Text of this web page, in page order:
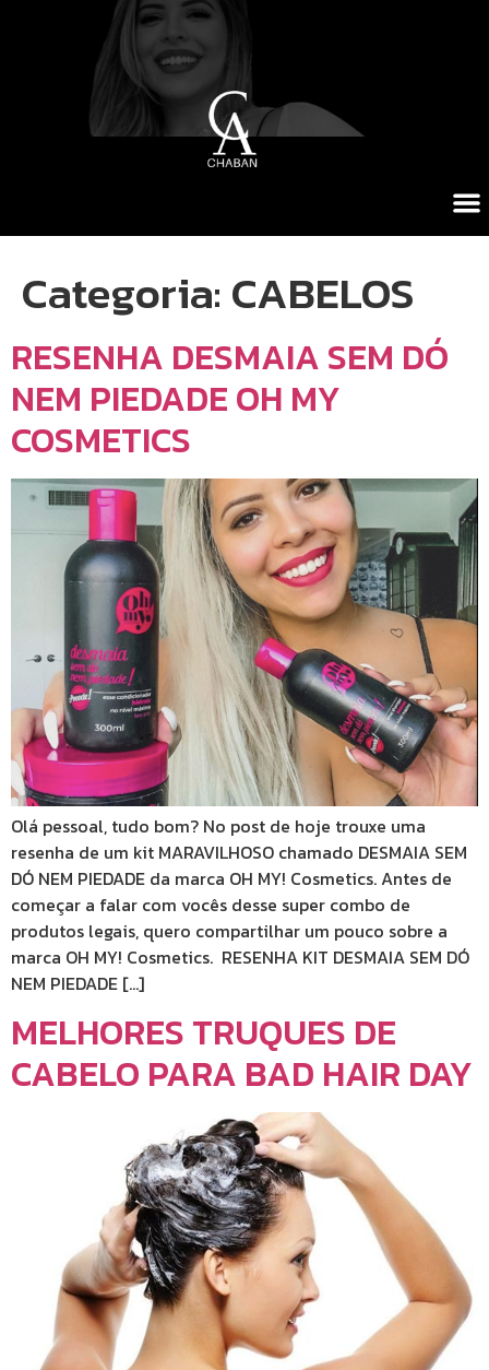
Categoria: CABELOS
RESENHA DESMAIA SEM DÓ
NEM PIEDADE OH MY
COSMETICS
Olá pessoal, tudo bom? No post de hoje trouxe uma
resenha de um kit MARAVILHOSO chamado DESMAIA SEM
DÓ NEM PIEDADE da marca OH MY! Cosmetics. Antes de
começar a falar com vocês desse super combo de
produtos legais, quero compartilhar um pouco sobre a
marca OH MY! Cosmetics. RESENHA KIT DESMAIA SEM DÓ
NEM PIEDADE […]
MELHORES TRUQUES DE
CABELO PARA BAD HAIR DAY